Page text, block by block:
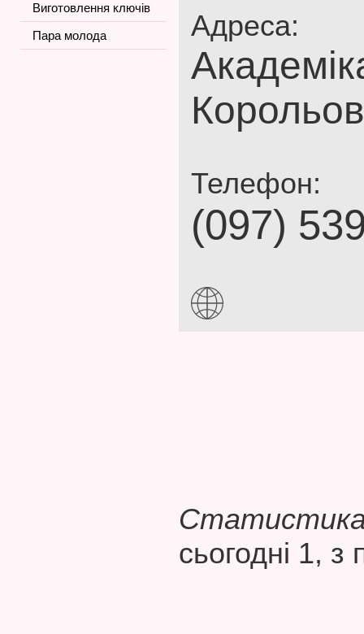
Виготовлення ключів
Пара молода
Адреса:
Телефон:
(097)
Статистика
сьогодні 1, з